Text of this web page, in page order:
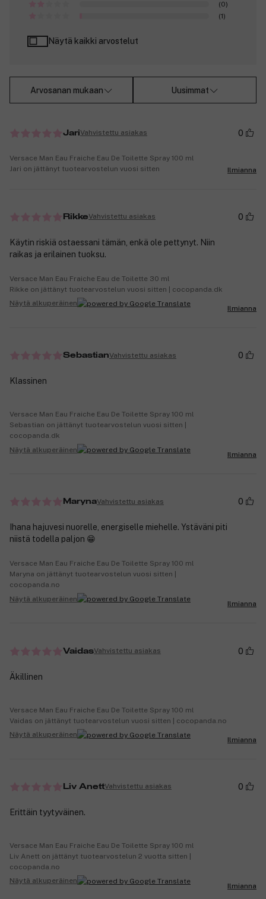
(0)
(1)
Näytä kaikki arvostelut
Arvosanan mukaan Uusimmat
JariVahvistettu asiakas 0
Versace Man Eau Fraiche Eau De Toilette Spray 100 ml
Jari on jättänyt tuotearvostelun vuosi sitten
Ilmianna
RikkeVahvistettu asiakas 0
Käytin riskiä ostaessani tämän, enkä ole pettynyt. Niin
raikas ja erilainen tuoksu.
Versace Man Eau Fraiche Eau de Toilette 30 ml
Rikke on jättänyt tuotearvostelun vuosi sitten | cocopanda.dk
Näytä alkuperäinen
Ilmianna
SebastianVahvistettu asiakas 0
Klassinen
Versace Man Eau Fraiche Eau De Toilette Spray 100 ml
Sebastian on jättänyt tuotearvostelun vuosi sitten |
cocopanda.dk
Näytä alkuperäinen
Ilmianna
MarynaVahvistettu asiakas 0
Ihana hajuvesi nuorelle, energiselle miehelle. Ystäväni piti
niistä todella paljon 😁
Versace Man Eau Fraiche Eau De Toilette Spray 100 ml
Maryna on jättänyt tuotearvostelun vuosi sitten |
cocopanda.no
Näytä alkuperäinen
Ilmianna
VaidasVahvistettu asiakas 0
Äkillinen
Versace Man Eau Fraiche Eau De Toilette Spray 100 ml
Vaidas on jättänyt tuotearvostelun vuosi sitten | cocopanda.no
Näytä alkuperäinen
Ilmianna
Liv AnettVahvistettu asiakas 0
Erittäin tyytyväinen.
Versace Man Eau Fraiche Eau De Toilette Spray 100 ml
Liv Anett on jättänyt tuotearvostelun 2 vuotta sitten |
cocopanda.no
Näytä alkuperäinen
Ilmianna